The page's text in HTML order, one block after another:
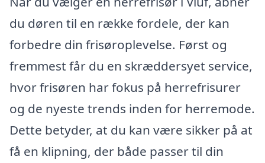
du døren til en række fordele, der kan
forbedre din frisøroplevelse. Først og
fremmest får du en skræddersyet service,
hvor frisøren har fokus på herrefrisurer
og de nyeste trends inden for herremode.
Dette betyder, at du kan være sikker på at
få en klipning, der både passer til din